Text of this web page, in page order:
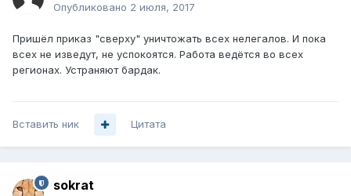
Опубликовано 2 июля, 2017
Пришёл приказ "сверху" уничтожать всех нелегалов. И пока
всех не изведут, не успокоятся. Работа ведётся во всех
регионах. Устраняют бардак.
Вставить ник Цитата
sokrat